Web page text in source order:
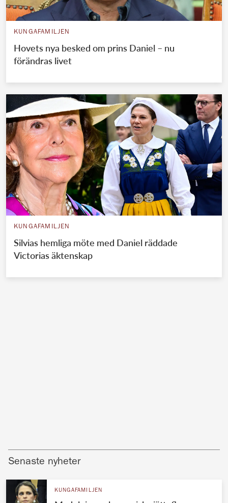
KUNGAFAMILJEN
Hovets nya besked om prins Daniel – nu
förändras livet
KUNGAFAMILJEN
Silvias hemliga möte med Daniel räddade
Victorias äktenskap
Senaste nyheter
KUNGAFAMILJEN